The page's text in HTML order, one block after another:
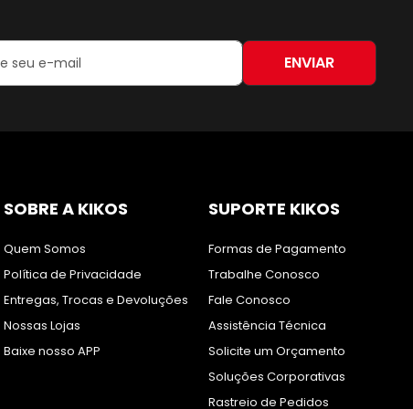
ENVIAR
SOBRE A KIKOS
Quem Somos
Política de Privacidade
Entregas, Trocas e Devoluções
Nossas Lojas
Baixe nosso APP
SUPORTE KIKOS
Formas de Pagamento
Trabalhe Conosco
Fale Conosco
Assistência Técnica
Solicite um Orçamento
Soluções Corporativas
Rastreio de Pedidos